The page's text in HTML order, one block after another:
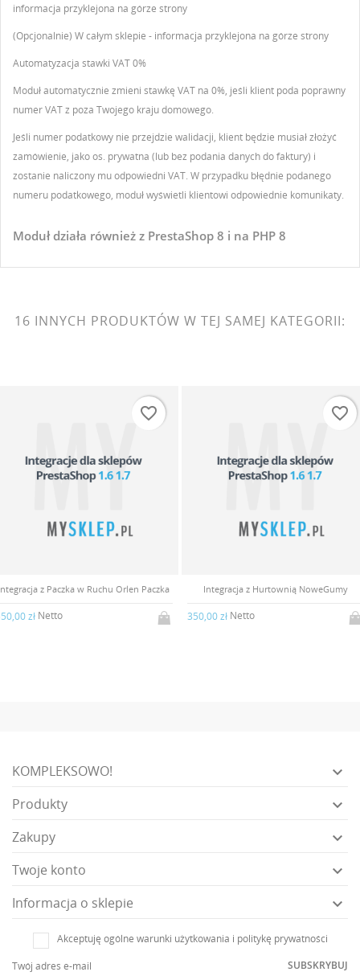
informacja przyklejona na górze strony
(Opcjonalnie) W całym sklepie - informacja przyklejona na górze strony
Automatyzacja stawki VAT 0%
Moduł automatycznie zmieni stawkę VAT na 0%, jeśli klient poda poprawny
numer VAT z poza Twojego kraju domowego.
Jeśli numer podatkowy nie przejdzie walidacji, klient będzie musiał złożyć
zamówienie, jako os. prywatna (lub bez podania danych do faktury) i
zostanie naliczony mu odpowiedni VAT. W przypadku błędnie podanego
numeru podatkowego, moduł wyświetli klientowi odpowiednie komunikaty.
Moduł działa również z PrestaShop 8 i na PHP 8
16 INNYCH PRODUKTÓW W TEJ SAMEJ KATEGORII:
z Paczka w Ruchu Orlen Paczka
złNetto
favorite_border
Integracja z Hurtownią NoweGumy
350,00 złNetto
favorite_border
KOMPLEKSOWO! 
Produkty 
Zakupy 
Twoje konto 
Informacja o sklepie 
Akceptuję ogólne warunki użytkowania i politykę prywatności
SUBSKRYBUJ